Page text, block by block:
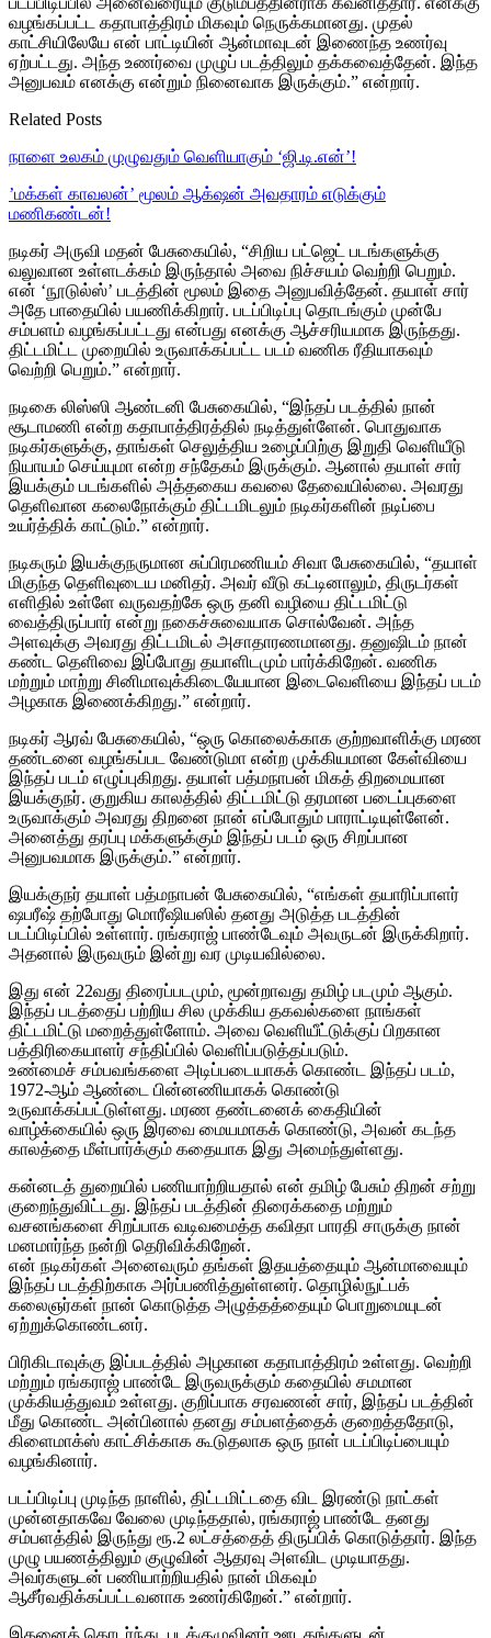
வழங்கப்பட்ட கதாபாத்திரம் மிகவும் நெருக்கமானது. முதல்
காட்சியிலேயே என் பாட்டியின் ஆன்மாவுடன் இணைந்த உணர்வு
ஏற்பட்டது. அந்த உணர்வை முழுப் படத்திலும் தக்கவைத்தேன். இந்த
அனுபவம் எனக்கு என்றும் நினைவாக இருக்கும்.” என்றார்.
Related Posts
நாளை உலகம் முழுவதும் வெளியாகும் ‘ஜி.டி.என்’!
’மக்கள் காவலன்’ மூலம் ஆக்‌ஷன் அவதாரம் எடுக்கும்
மணிகண்டன்!
நடிகர் அருவி மதன் பேசுகையில், “சிறிய பட்ஜெட் படங்களுக்கு
வலுவான உள்ளடக்கம் இருந்தால் அவை நிச்சயம் வெற்றி பெறும்.
என் ‘நூடுல்ஸ்’ படத்தின் மூலம் இதை அனுபவித்தேன். தயாள் சார்
அதே பாதையில் பயணிக்கிறார். படப்பிடிப்பு தொடங்கும் முன்பே
சம்பளம் வழங்கப்பட்டது என்பது எனக்கு ஆச்சரியமாக இருந்தது.
திட்டமிட்ட முறையில் உருவாக்கப்பட்ட படம் வணிக ரீதியாகவும்
வெற்றி பெறும்.” என்றார்.
நடிகை லிஸ்ஸி ஆண்டனி பேசுகையில், “இந்தப் படத்தில் நான்
சூடாமணி என்ற கதாபாத்திரத்தில் நடித்துள்ளேன். பொதுவாக
நடிகர்களுக்கு, தாங்கள் செலுத்திய உழைப்பிற்கு இறுதி வெளியீடு
நியாயம் செய்யுமா என்ற சந்தேகம் இருக்கும். ஆனால் தயாள் சார்
இயக்கும் படங்களில் அத்தகைய கவலை தேவையில்லை. அவரது
தெளிவான கலைநோக்கும் திட்டமிடலும் நடிகர்களின் நடிப்பை
உயர்த்திக் காட்டும்.” என்றார்.
நடிகரும் இயக்குநருமான சுப்பிரமணியம் சிவா பேசுகையில், “தயாள்
மிகுந்த தெளிவுடைய மனிதர். அவர் வீடு கட்டினாலும், திருடர்கள்
எளிதில் உள்ளே வருவதற்கே ஒரு தனி வழியை திட்டமிட்டு
வைத்திருப்பார் என்று நகைச்சுவையாக சொல்வேன். அந்த
அளவுக்கு அவரது திட்டமிடல் அசாதாரணமானது. தனுஷிடம் நான்
கண்ட தெளிவை இப்போது தயாளிடமும் பார்க்கிறேன். வணிக
மற்றும் மாற்று சினிமாவுக்கிடையேயான இடைவெளியை இந்தப் படம்
அழகாக இணைக்கிறது.” என்றார்.
நடிகர் ஆரவ் பேசுகையில், “ஒரு கொலைக்காக குற்றவாளிக்கு மரண
தண்டனை வழங்கப்பட வேண்டுமா என்ற முக்கியமான கேள்வியை
இந்தப் படம் எழுப்புகிறது. தயாள் பத்மநாபன் மிகத் திறமையான
இயக்குநர். குறுகிய காலத்தில் திட்டமிட்டு தரமான படைப்புகளை
உருவாக்கும் அவரது திறனை நான் எப்போதும் பாராட்டியுள்ளேன்.
அனைத்து தரப்பு மக்களுக்கும் இந்தப் படம் ஒரு சிறப்பான
அனுபவமாக இருக்கும்.” என்றார்.
இயக்குநர் தயாள் பத்மநாபன் பேசுகையில், “எங்கள் தயாரிப்பாளர்
ஷபரீஷ் தற்போது மொரீஷியஸில் தனது அடுத்த படத்தின்
படப்பிடிப்பில் உள்ளார். ரங்கராஜ் பாண்டேவும் அவருடன் இருக்கிறார்.
அதனால் இருவரும் இன்று வர முடியவில்லை.
இது என் 22வது திரைப்படமும், மூன்றாவது தமிழ் படமும் ஆகும்.
இந்தப் படத்தைப் பற்றிய சில முக்கிய தகவல்களை நாங்கள்
திட்டமிட்டு மறைத்துள்ளோம். அவை வெளியீட்டுக்குப் பிறகான
பத்திரிகையாளர் சந்திப்பில் வெளிப்படுத்தப்படும்.
உண்மைச் சம்பவங்களை அடிப்படையாகக் கொண்ட இந்தப் படம்,
1972-ஆம் ஆண்டை பின்னணியாகக் கொண்டு
உருவாக்கப்பட்டுள்ளது. மரண தண்டனைக் கைதியின்
வாழ்க்கையில் ஒரு இரவை மையமாகக் கொண்டு, அவன் கடந்த
காலத்தை மீள்பார்க்கும் கதையாக இது அமைந்துள்ளது.
கன்னடத் துறையில் பணியாற்றியதால் என் தமிழ் பேசும் திறன் சற்று
குறைந்துவிட்டது. இந்தப் படத்தின் திரைக்கதை மற்றும்
வசனங்களை சிறப்பாக வடிவமைத்த கவிதா பாரதி சாருக்கு நான்
மனமார்ந்த நன்றி தெரிவிக்கிறேன்.
என் நடிகர்கள் அனைவரும் தங்கள் இதயத்தையும் ஆன்மாவையும்
இந்தப் படத்திற்காக அர்ப்பணித்துள்ளனர். தொழில்நுட்பக்
கலைஞர்கள் நான் கொடுத்த அழுத்தத்தையும் பொறுமையுடன்
ஏற்றுக்கொண்டனர்.
பிரிகிடாவுக்கு இப்படத்தில் அழகான கதாபாத்திரம் உள்ளது. வெற்றி
மற்றும் ரங்கராஜ் பாண்டே இருவருக்கும் கதையில் சமமான
முக்கியத்துவம் உள்ளது. குறிப்பாக சரவணன் சார், இந்தப் படத்தின்
மீது கொண்ட அன்பினால் தனது சம்பளத்தைக் குறைத்ததோடு,
கிளைமாக்ஸ் காட்சிக்காக கூடுதலாக ஒரு நாள் படப்பிடிப்பையும்
வழங்கினார்.
படப்பிடிப்பு முடிந்த நாளில், திட்டமிட்டதை விட இரண்டு நாட்கள்
முன்னதாகவே வேலை முடிந்ததால், ரங்கராஜ் பாண்டே தனது
சம்பளத்தில் இருந்து ரூ.2 லட்சத்தைத் திருப்பிக் கொடுத்தார். இந்த
முழு பயணத்திலும் குழுவின் ஆதரவு அளவிட முடியாதது.
அவர்களுடன் பணியாற்றியதில் நான் மிகவும்
ஆசீர்வதிக்கப்பட்டவனாக உணர்கிறேன்.” என்றார்.
இதனைத் தொடர்ந்து, படக்குழுவினர் ஊடகங்களுடன்